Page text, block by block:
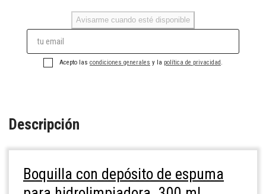
Avisarme cuando esté disponible
Acepto las condiciones generales y la política de privacidad .
Descripción
Boquilla con depósito de espuma